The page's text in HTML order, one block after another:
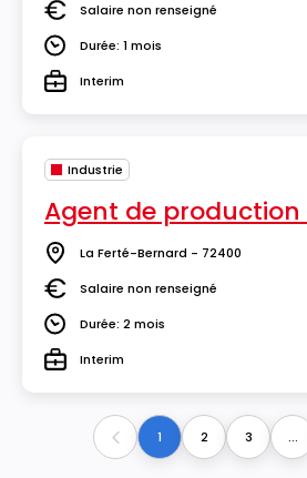
SalaireSalaire non renseigné
DuréeDurée: 1 mois
TypeInterim
Industrie
Agent de production
Lieu La Ferté-Bernard - 72400
SalaireSalaire non renseigné
DuréeDurée: 2 mois
TypeInterim
Previous1 2 3 ...